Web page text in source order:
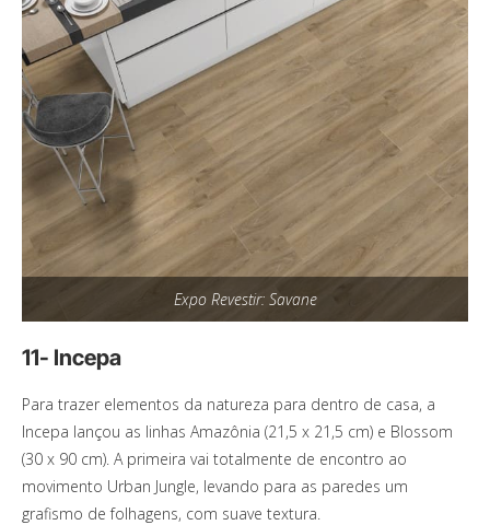
Expo Revestir: Savane
11- Incepa
Para trazer elementos da natureza para dentro de casa, a
Incepa lançou as linhas Amazônia (21,5 x 21,5 cm) e Blossom
(30 x 90 cm). A primeira vai totalmente de encontro ao
movimento Urban Jungle, levando para as paredes um
grafismo de folhagens, com suave textura.